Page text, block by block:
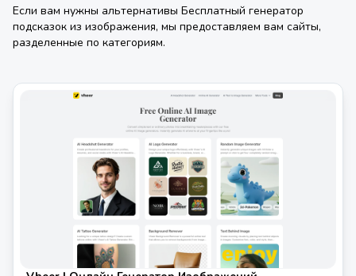
Если вам нужны альтернативы Бесплатный генератор
подсказок из изображения, мы предоставляем вам сайты,
разделенные по категориям.